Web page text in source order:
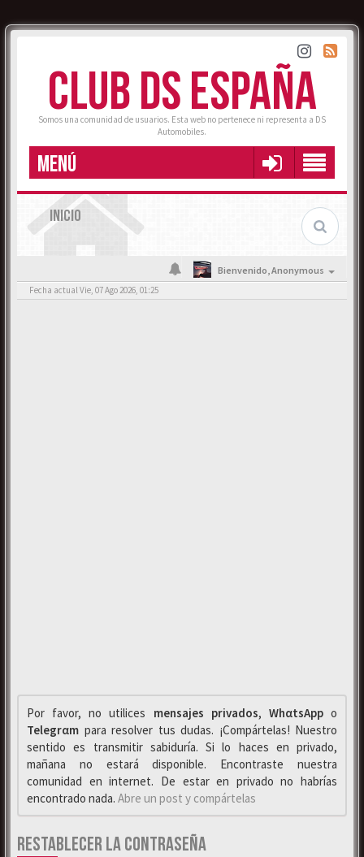
CLUB DS ESPAÑA
Somos una comunidad de usuarios. Esta web no pertenece ni representa a DS
Automobiles.
MENÚ
INICIO
Bienvenido,Anonymous
Fecha actual Vie, 07 Ago 2026, 01:25
Por favor, no utilices mensajes privados, WhαtsAppo
Telegrαm para resolver tus dudas. ¡Compártelas! Nuestro
sentido es transmitir sabiduría. Si lo haces en privado,
mañana no estará disponible. Encontraste nuestra
comunidad en internet. De estar en privado no habrías
encontrado nada. Abre un post y compártelas
RESTABLECER LA CONTRASEÑA